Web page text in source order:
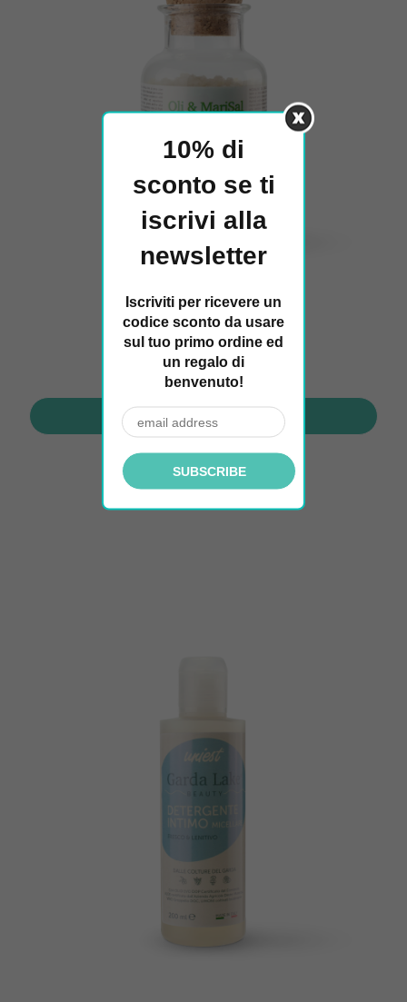
Aceites y Marisal
€27,60
AÑADIR A LA CESTA
10% di
sconto se ti
iscrivi alla
newsletter
Iscriviti per ricevere un
codice sconto da usare
sul tuo primo ordine ed
un regalo di
benvenuto!